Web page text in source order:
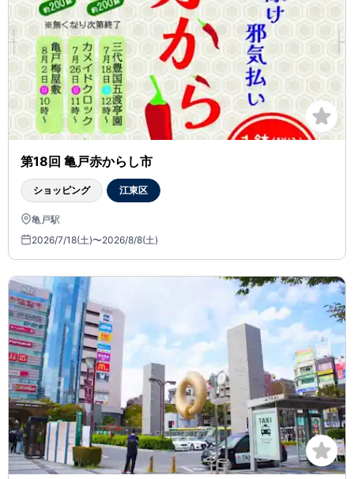
第18回 亀戸赤からし市
ショッピング 江東区
亀戸駅
2026/7/18(土)〜2026/8/8(土)